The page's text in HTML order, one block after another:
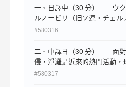
delivery）之基本立場與核心
主義（welfare pluralism）下
一、日譯中（30 分） ウク
ルノービリ（旧ソ連・チェル
故から 40 年がたつ。放射性
40 年の年月は、東京電力福
了までの期間を事故後 40 年
#580316
二、中譯日（30 分） 面對
侵，淨灘是近來的熱門活動，
預算推廣認養海灘，但是每年
#580317